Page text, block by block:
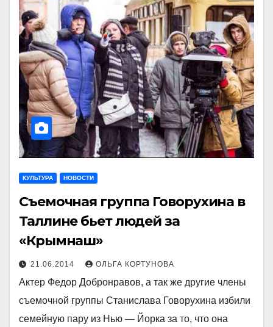
КУЛЬТУРА НОВОСТИ
Съемочная группа Говорухина в
Таллине бьет людей за
«Крымнаш»
21.06.2014 ОЛЬГА КОРТУНОВА
Актер Федор Добронравов, а так же другие члены
съемочной группы Станислава Говорухина избили
семейную пару из Нью — Йорка за то, что она